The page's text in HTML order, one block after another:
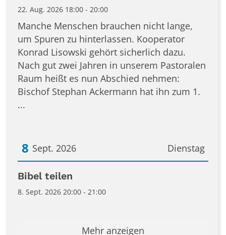
22. Aug. 2026 18:00 - 20:00
Manche Menschen brauchen nicht lange,
um Spuren zu hinterlassen. Kooperator
Konrad Lisowski gehört sicherlich dazu.
Nach gut zwei Jahren in unserem Pastoralen
Raum heißt es nun Abschied nehmen:
Bischof Stephan Ackermann hat ihn zum 1.
...
Dienstag
8 Sept. 2026
Datum: 8. September 2026
Bibel teilen
8. Sept. 2026 20:00 - 21:00
Mehr anzeigen